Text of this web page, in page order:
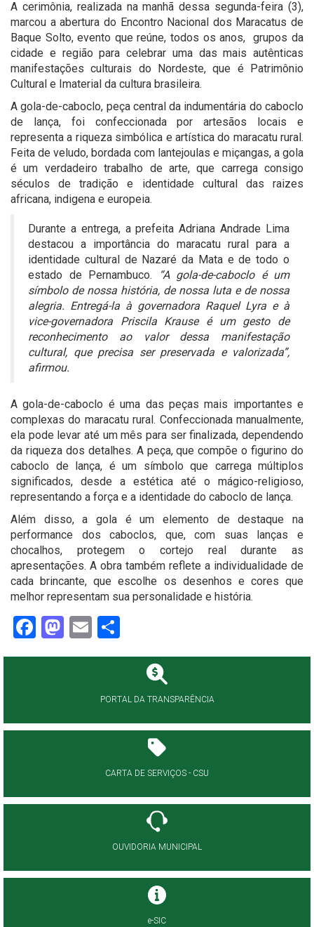
A cerimônia, realizada na manhã dessa segunda-feira (3),
marcou a abertura do Encontro Nacional dos Maracatus de
Baque Solto, evento que reúne, todos os anos, grupos da
cidade e região para celebrar uma das mais autênticas
manifestações culturais do Nordeste, que é Patrimônio
Cultural e Imaterial da cultura brasileira.
A gola-de-caboclo, peça central da indumentária do caboclo
de lança, foi confeccionada por artesãos locais e
representa a riqueza simbólica e artística do maracatu rural.
Feita de veludo, bordada com lantejoulas e miçangas, a gola
é um verdadeiro trabalho de arte, que carrega consigo
séculos de tradição e identidade cultural das raizes
africana, indigena e europeia.
Durante a entrega, a prefeita Adriana Andrade Lima
destacou a importância do maracatu rural para a
identidade cultural de Nazaré da Mata e de todo o
estado de Pernambuco.
“A gola-de-caboclo é um
símbolo de nossa história, de nossa luta e de nossa
alegria. Entregá-la à governadora Raquel Lyra e à
vice-governadora Priscila Krause é um gesto de
reconhecimento ao valor dessa manifestação
cultural, que precisa ser preservada e valorizada”,
afirmou.
A gola-de-caboclo é uma das peças mais importantes e
complexas do maracatu rural. Confeccionada manualmente,
ela pode levar até um mês para ser finalizada, dependendo
da riqueza dos detalhes. A peça, que compõe o figurino do
caboclo de lança, é um símbolo que carrega múltiplos
significados, desde a estética até o mágico-religioso,
representando a força e a identidade do caboclo de lança.
Além disso, a gola é um elemento de destaque na
performance dos caboclos, que, com suas lanças e
chocalhos, protegem o cortejo real durante as
apresentações. A obra também reflete a individualidade de
cada brincante, que escolhe os desenhos e cores que
melhor representam sua personalidade e história.
Facebook
Mastodon
Email
PORTAL DA TRANSPARÊNCIA
CARTA DE SERVIÇOS - CSU
OUVIDORIA MUNICIPAL
e-SIC